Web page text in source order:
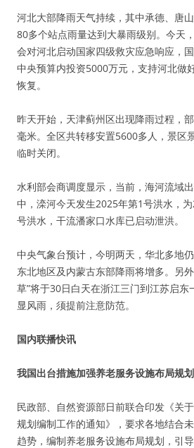
河北大部降雨天气持续，其中承德、唐
80多个站点雨量达到大暴雨级别。今天
会对河北启动国家四级救灾应急响应，
中央预算内投资5000万元，支持河北做
恢复。
昨天开始，天津蓟州区出现降雨过程，
毫米。全区共转移安置5600多人，景区
临时关闭。
水利部会商调度显示，当前，海河流域
中，滦河今天发生2025年第1号洪水，
号洪水，干流潘家口水库已启动泄洪。
中央气象台预计，今明两天，华北多地
东北地区及内蒙古东部降雨将增多。另
草”将于30日白天在浙江三门到江苏启东
显风雨，须提前注意防范。
国内联播快讯
我国出台措施加强养老服务设施布局规
民政部、自然资源部日前联合印发《关
规划编制工作的通知》，要求各地结合
趋势，编制养老服务设施布局规划，引